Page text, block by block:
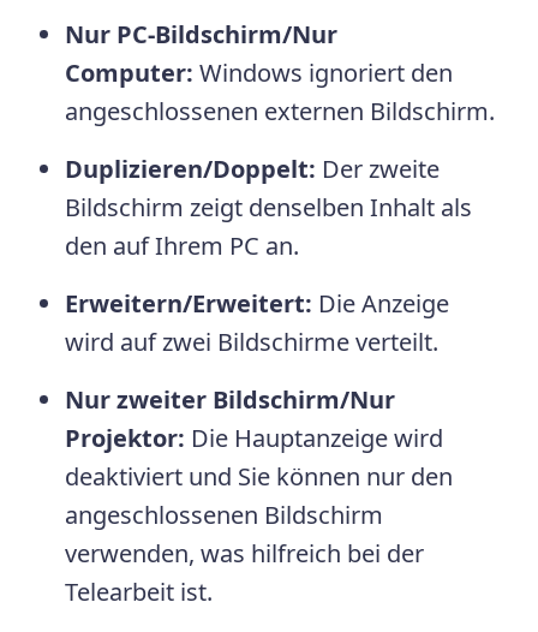
Nur PC-Bildschirm/Nur
Computer: Windows ignoriert den
angeschlossenen externen Bildschirm.
Duplizieren/Doppelt: Der zweite
Bildschirm zeigt denselben Inhalt als
den auf Ihrem PC an.
Erweitern/Erweitert: Die Anzeige
wird auf zwei Bildschirme verteilt.
Nur zweiter Bildschirm/Nur
Projektor: Die Hauptanzeige wird
deaktiviert und Sie können nur den
angeschlossenen Bildschirm
verwenden, was hilfreich bei der
Telearbeit ist.